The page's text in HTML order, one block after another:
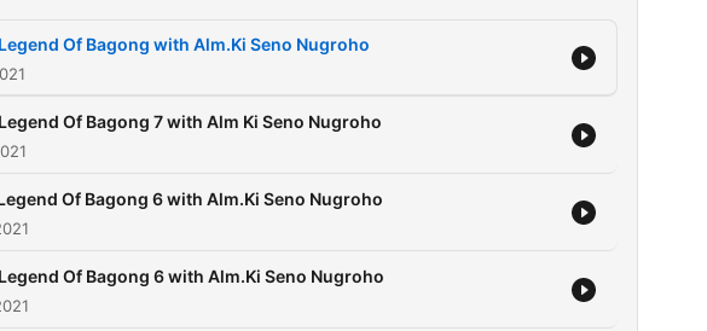
Of Bagong with Alm.Ki Seno Nugroho
Of Bagong 7 with Alm Ki Seno Nugroho
Of Bagong 6 with Alm.Ki Seno Nugroho
Of Bagong 6 with Alm.Ki Seno Nugroho